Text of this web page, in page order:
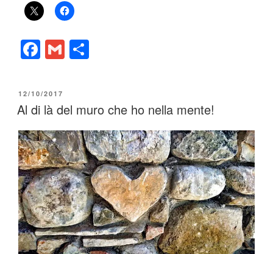
F
a
c
e
b
o
o
k
G
m
di
vi
di
PUBBLICATO
IL
12/10/2017
Al di là del muro che ho nella mente!